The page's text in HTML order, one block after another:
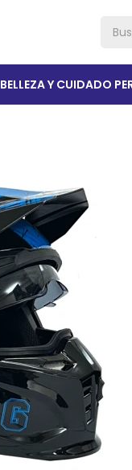
BELLEZA Y CUIDADO